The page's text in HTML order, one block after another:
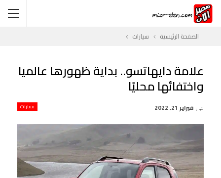
الصفحة الرئيسية سيارات
علامة دايهاتسو.. بداية ظهورها عالميًا
واختفائها محليًا
سيارات في فبراير 21, 2022